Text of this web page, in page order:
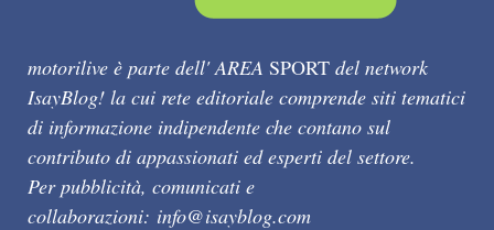
motorilive è parte dell' AREA SPORT del network
IsayBlog! la cui rete editoriale comprende siti tematici
di informazione indipendente che contano sul
contributo di appassionati ed esperti del settore.
Per pubblicità, comunicati e
collaborazioni: info@isayblog.com